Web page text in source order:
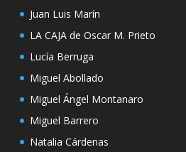
Juan Luis Marín
LA CAJA de Oscar M. Prieto
Lucía Berruga
Miguel Abollado
Miguel Ángel Montanaro
Miguel Barrero
Natalia Cárdenas